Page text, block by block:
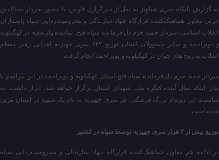
به گزارش پایگاه خبری شباویز به نقل از خبرگزاری فارس، با حضور سردار ضیاالدین
حزنی معاون هماهنگ‌‌کننده قرارگاه جهاد سازندگی و محرومیت‌زدایی سپاه پاسداران
انقلاب اسلامی، سردار حمید خرم دل فرمانده سپاه فتح، نماینده ولی‌فقیه در کهگیلویه
و بویراحمد و سایر مسوولان استان توزیع ۶۴۲ سری جهیزیه اهدایی رهبر معظم
انقلاب به زوج های جوان در کهگیلویه و بویراحمد انجام گرفت.
سردار حمید خرم دل فرمانده سپاه فتح استان کهگیلویه و بویراحمد در این مراسم با
بیان اینکه سال آینده کنگره ملی شهدای استان برگزار خواهد شد، ابراز داشت: به
مناسبت این رویداد بزرگ فرهنگی، هر سری جهیزیه به نام یک شهید در استان مزین
شده است.
توزیع بیش از ۴ هزار سری جهیزیه توسط سپاه در کشور
در ادامه هم معاون هماهنگ‌‌کننده قرارگاه جهاد سازندگی و محرومیت‌زدایی سپاه